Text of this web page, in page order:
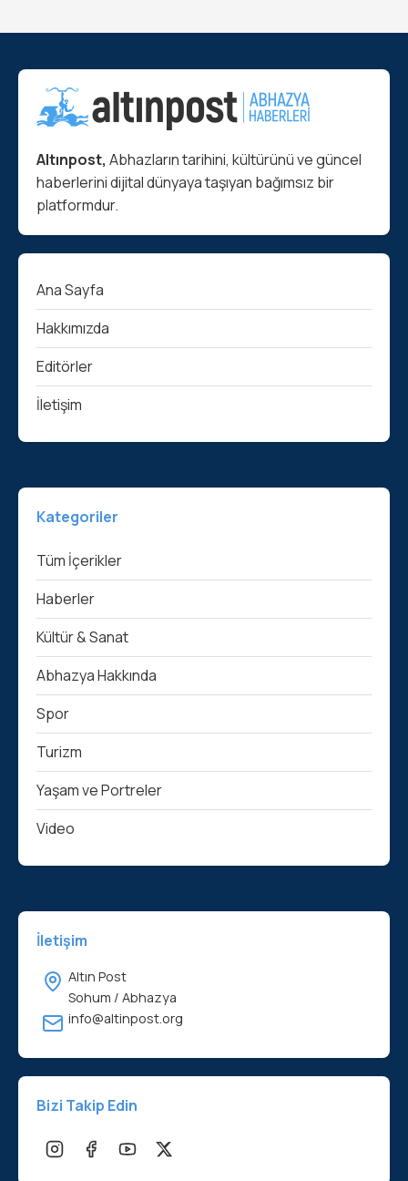
Altınpost, Abhazların tarihini, kültürünü ve güncel
haberlerini dijital dünyaya taşıyan bağımsız bir
platformdur.
Ana Sayfa
Hakkımızda
Editörler
İletişim
Kategoriler
Tüm İçerikler
Haberler
Kültür & Sanat
Abhazya Hakkında
Spor
Turizm
Yaşam ve Portreler
Video
İletişim
Altın Post
Sohum / Abhazya
info@altinpost.org
Bizi Takip Edin